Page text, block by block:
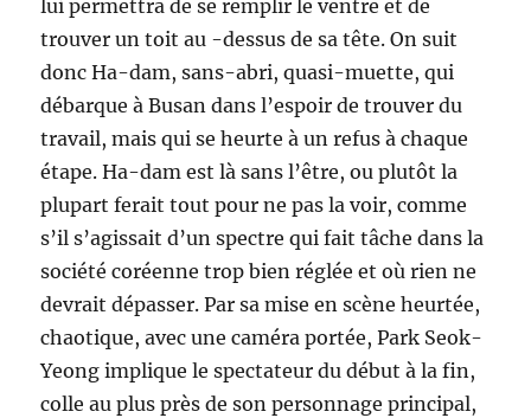
lui permettra de se remplir le ventre et de
trouver un toit au -dessus de sa tête. On suit
donc Ha-dam, sans-abri, quasi-muette, qui
débarque à Busan dans l’espoir de trouver du
travail, mais qui se heurte à un refus à chaque
étape. Ha-dam est là sans l’être, ou plutôt la
plupart ferait tout pour ne pas la voir, comme
s’il s’agissait d’un spectre qui fait tâche dans la
société coréenne trop bien réglée et où rien ne
devrait dépasser. Par sa mise en scène heurtée,
chaotique, avec une caméra portée, Park Seok-
Yeong implique le spectateur du début à la fin,
colle au plus près de son personnage principal,